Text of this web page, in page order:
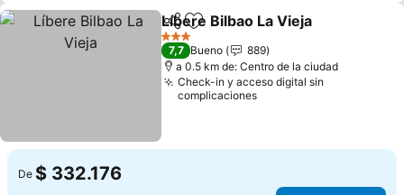
CompartirAgregar a favoritos
Líbere Bilbao La Vieja
3 Estrellas
7,7 Bueno
889
a 0.5 km de: Centro de la ciudad
Check-in y acceso digital sin
complicaciones
De $ 332.176